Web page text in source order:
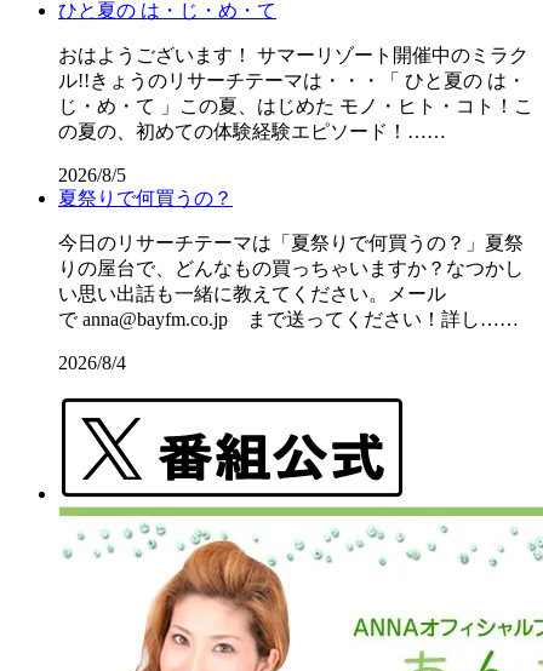
ひと夏の は・じ・め・て
おはようございます！ サマーリゾート開催中のミラク
ル!!きょうのリサーチテーマは・・・「 ひと夏の は・
じ・め・て 」この夏、はじめた モノ・ヒト・コト！こ
の夏の、初めての体験経験エピソード！……
2026/8/5
夏祭りで何買うの？
今日のリサーチテーマは「夏祭りで何買うの？」夏祭
りの屋台で、どんなもの買っちゃいますか？なつかし
い思い出話も一緒に教えてください。メール
で anna@bayfm.co.jp まで送ってください！詳し……
2026/8/4